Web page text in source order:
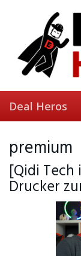
Deal Heros
premium
[Qidi Tech
Drucker